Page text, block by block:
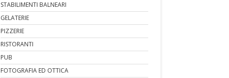
STABILIMENTI BALNEARI
GELATERIE
PIZZERIE
RISTORANTI
PUB
FOTOGRAFIA ED OTTICA